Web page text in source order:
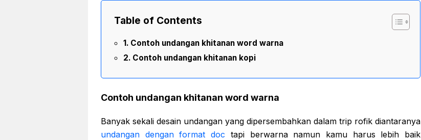
Table of Contents
Contoh undangan khitanan word warna
Contoh undangan khitanan kopi
Contoh undangan khitanan word warna
Banyak sekali desain undangan yang dipersembahkan dalam trip rofik diantaranya
undangan dengan format doc tapi berwarna namun kamu harus lebih baik